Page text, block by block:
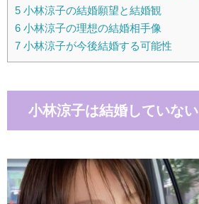
5 小林涼子の結婚願望と結婚観
6 小林涼子の理想の結婚相手像
7 小林涼子が今後結婚する可能性
小林涼子は結婚していない